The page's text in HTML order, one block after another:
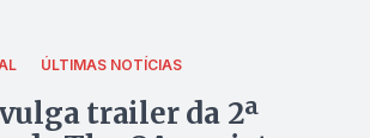
ÚLTIMAS NOTÍCIAS
trailer da 2ª